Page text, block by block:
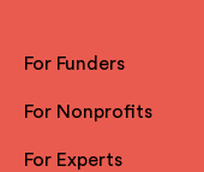
For Funders
For Nonprofits
For Experts